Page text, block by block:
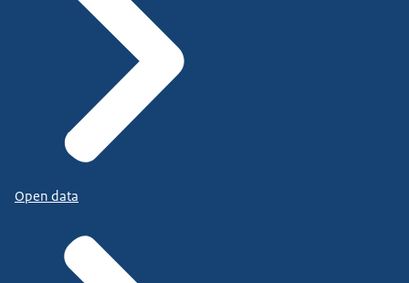
Open data